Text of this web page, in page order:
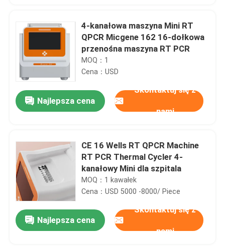
4-kanałowa maszyna Mini RT
QPCR Micgene 162 16-dołkowa
przenośna maszyna RT PCR
MOQ：1
Cena：USD
Najlepsza cena
Skontaktuj się z
nami
CE 16 Wells RT QPCR Machine
RT PCR Thermal Cycler 4-
kanałowy Mini dla szpitala
MOQ：1 kawałek
Cena：USD 5000 -8000/ Piece
Najlepsza cena
Skontaktuj się z
nami